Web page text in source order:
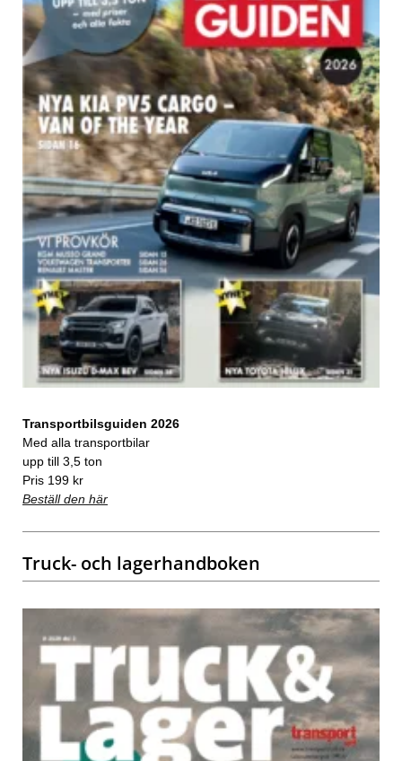
Transportbilsguiden 2026
Med alla transportbilar
upp till 3,5 ton
Pris 199 kr
Beställ den här
Truck- och lagerhandboken